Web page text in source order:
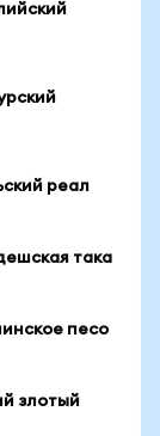
реал
така
песо
злотый